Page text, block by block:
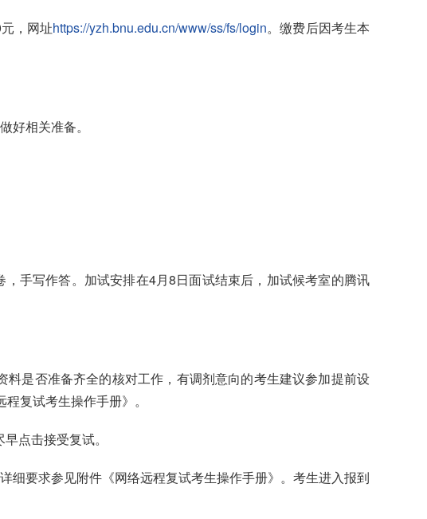
，网址https://yzh.bnu.edu.cn/www/ss/fs/login。缴费后因考生本
好相关准备。
手写作答。加试安排在4月8日面试结束后，加试候考室的腾讯
是否准备齐全的核对工作，有调剂意向的考生建议参加提前设
复试考生操作手册》。
点击接受复试。
细要求参见附件《网络远程复试考生操作手册》。考生进入报到